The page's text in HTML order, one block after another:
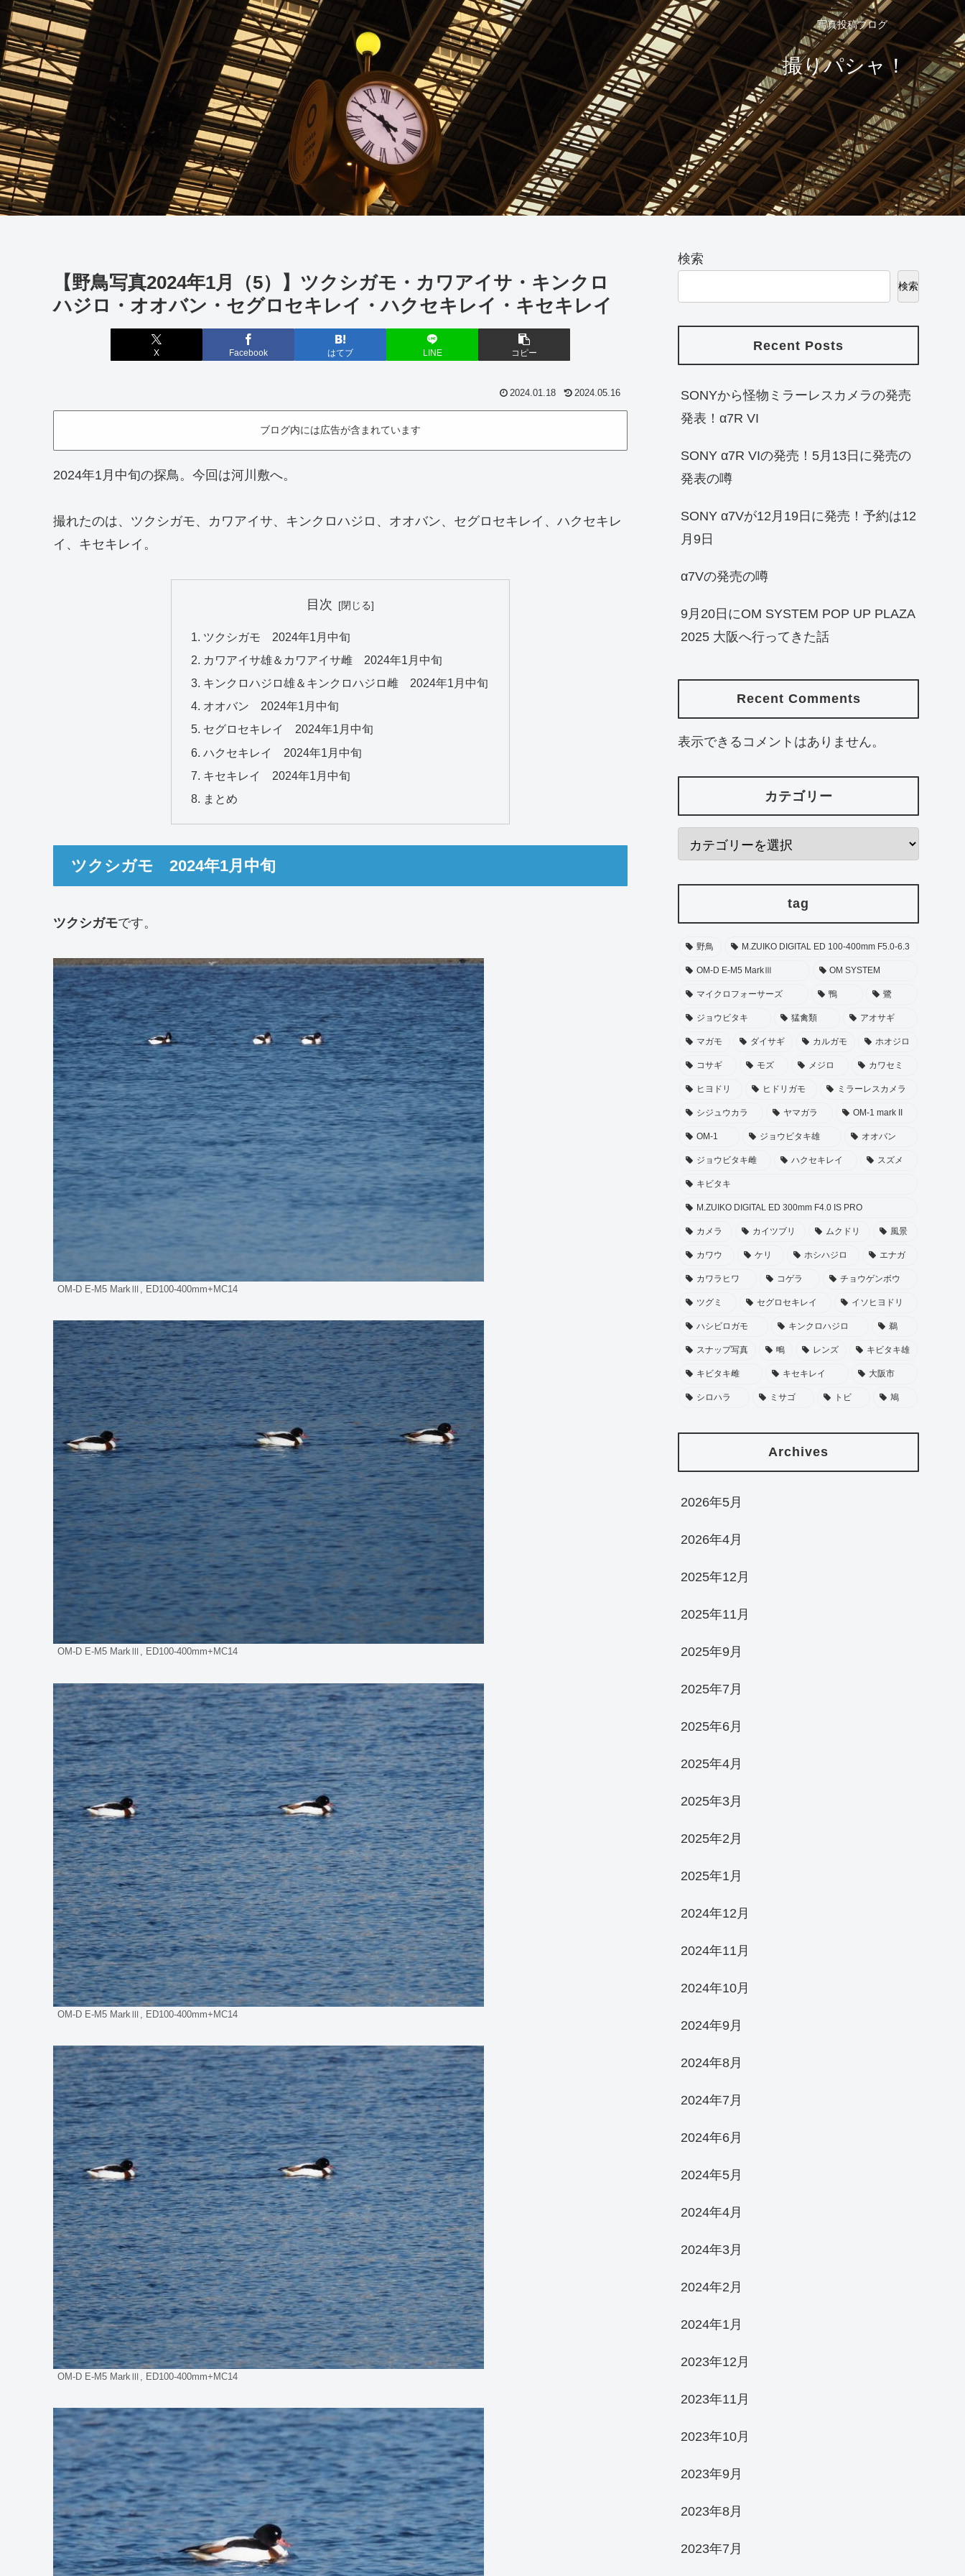
写真投稿ブログ
撮りパシャ！
【野鳥写真2024年1月（5）】ツクシガモ・カワアイサ・キンクロ
ハジロ・オオバン・セグロセキレイ・ハクセキレイ・キセキレイ
X Facebook はてブ LINE コピー
2024.01.18 2024.05.16
ブログ内には広告が含まれています
2024年1月中旬の探鳥。今回は河川敷へ。
撮れたのは、ツクシガモ、カワアイサ、キンクロハジロ、オオバン、セグロセキレイ、ハクセキレ
イ、キセキレイ。
目次
ツクシガモ 2024年1月中旬
カワアイサ雄＆カワアイサ雌 2024年1月中旬
キンクロハジロ雄＆キンクロハジロ雌 2024年1月中旬
オオバン 2024年1月中旬
セグロセキレイ 2024年1月中旬
ハクセキレイ 2024年1月中旬
キセキレイ 2024年1月中旬
まとめ
ツクシガモ 2024年1月中旬
ツクシガモです。
OM-D E-M5 MarkⅢ, ED100-400mm+MC14
OM-D E-M5 MarkⅢ, ED100-400mm+MC14
OM-D E-M5 MarkⅢ, ED100-400mm+MC14
OM-D E-M5 MarkⅢ, ED100-400mm+MC14
検索
検索
Recent Posts
SONYから怪物ミラーレスカメラの発売
発表！α7R VI
SONY α7R VIの発売！5月13日に発売の
発表の噂
SONY α7Vが12月19日に発売！予約は12
月9日
α7Vの発売の噂
9月20日にOM SYSTEM POP UP PLAZA
2025 大阪へ行ってきた話
Recent Comments
表示できるコメントはありません。
カテゴリー
tag
野鳥 M.ZUIKO DIGITAL ED 100-400mm F5.0-6.3
OM-D E-M5 MarkⅢ OM SYSTEM
マイクロフォーサーズ 鴨 鷺
ジョウビタキ 猛禽類 アオサギ
マガモ ダイサギ カルガモ ホオジロ
コサギ モズ メジロ カワセミ
ヒヨドリ ヒドリガモ ミラーレスカメラ
シジュウカラ ヤマガラ OM-1 mark II
OM-1 ジョウビタキ雄 オオバン
ジョウビタキ雌 ハクセキレイ スズメ
キビタキ
M.ZUIKO DIGITAL ED 300mm F4.0 IS PRO
カメラ カイツブリ ムクドリ 風景
カワウ ケリ ホシハジロ エナガ
カワラヒワ コゲラ チョウゲンボウ
ツグミ セグロセキレイ イソヒヨドリ
ハシビロガモ キンクロハジロ 鵜
スナップ写真 鴫 レンズ キビタキ雄
キビタキ雌 キセキレイ 大阪市
シロハラ ミサゴ トビ 鳩
Archives
2026年5月
2026年4月
2025年12月
2025年11月
2025年9月
2025年7月
2025年6月
2025年4月
2025年3月
2025年2月
2025年1月
2024年12月
2024年11月
2024年10月
2024年9月
2024年8月
2024年7月
2024年6月
2024年5月
2024年4月
2024年3月
2024年2月
2024年1月
2023年12月
2023年11月
2023年10月
2023年9月
2023年8月
2023年7月